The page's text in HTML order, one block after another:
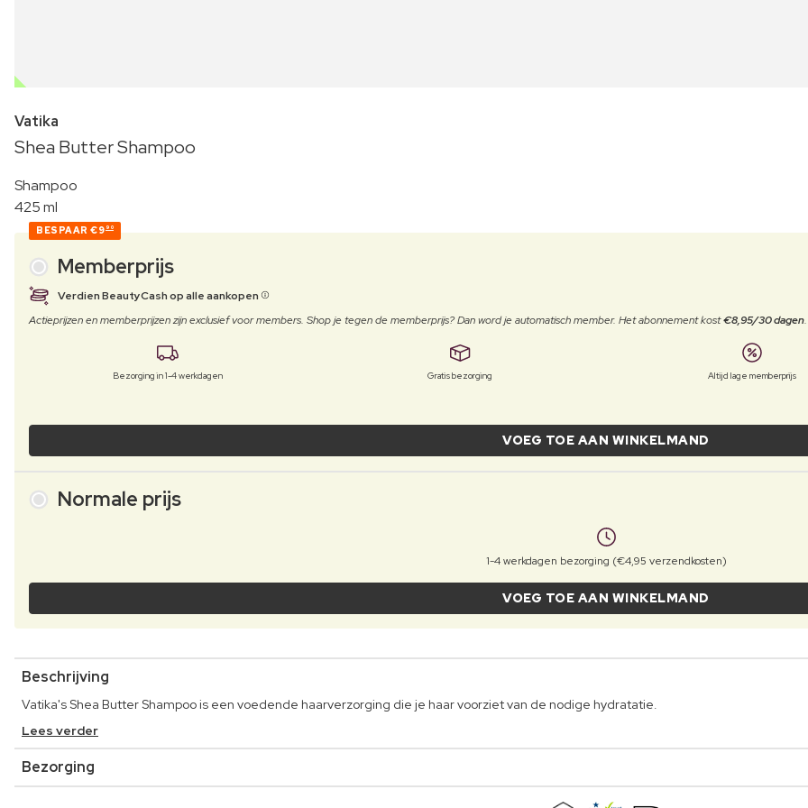
OUTLET
Vatika
Shea Butter Shampoo
Shampoo
425 ml
BESPAAR €9 90
Memberprijs
Verdien BeautyCash op alle aankopen
Actieprijzen en memberprijzen zijn exclusief voor members. Shop je tegen de memberprijs? Dan word je automatisch member. Het abonnement kost€8,95/30 dagen
Bezorging in 1-4 werkdagen Gratis bezorging Altijd lage memberprijs
VOEG TOE AAN WINKELMAND
Normale prijs
1-4 werkdagen bezorging (€4,95 verzendkosten)
VOEG TOE AAN WINKELMAND
Beschrijving
Vatika's Shea Butter Shampoo is een voedende haarverzorging die je haar voorziet van de nodige hydratatie.
Lees verder
Bezorging